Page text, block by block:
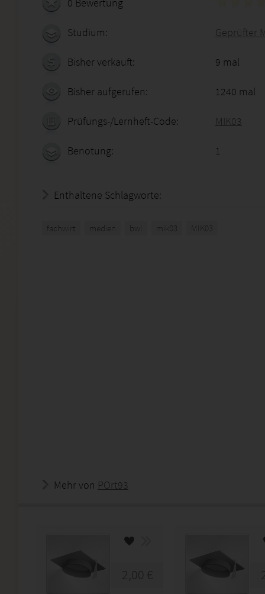
Studium: Geprüfter
Bisher verkauft: 9 mal
Bisher aufgerufen: 1240 mal
Prüfungs-/Lernheft-Code: MIK03
Benotung: 1
Enthaltene Schlagworte:
fachwirt medien bwl mik03 MIK03
Mehr von POrt93
2,00 €